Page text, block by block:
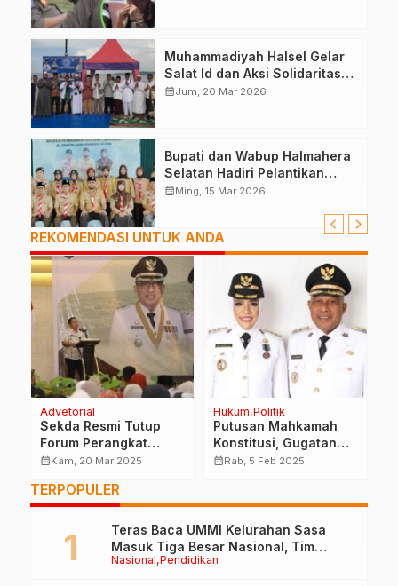
Muhammadiyah Halsel Gelar
Salat Id dan Aksi Solidaritas
Palestina
calendar_monthJum, 20 Mar 2026
Bupati dan Wabup Halmahera
Selatan Hadiri Pelantikan
Mabiran Pramuka se-Kwarcab
calendar_monthMing, 15 Mar 2026
REKOMENDASI UNTUK ANDA
Advetorial
Sekda Resmi Tutup
Forum Perangkat
Daerah dan
Kota Ternate
calendar_monthKam, 20 Mar 2025
Hukum Politik
Putusan Mahkamah
Konstitusi, Gugatan
HT-MANIS di Tolak,
calendar_monthRab, 5 Feb 2025
TERPOPULER
Nasional Pendidikan
Teras Baca UMMI Kelurahan Sasa
Masuk Tiga Besar Nasional, Tim
Penilai Lakukan Visitasi di Ternate